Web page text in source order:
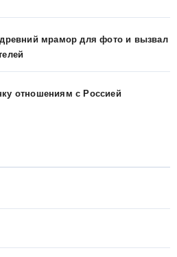
древний мрамор для фото и вызвал
отношениям с Россией